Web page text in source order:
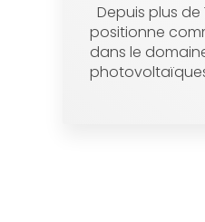
Depuis plus de
positionne
dans le